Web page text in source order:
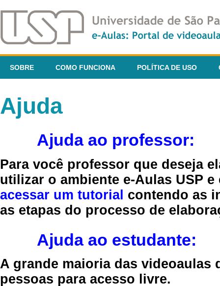
SOBRE COMO FUNCIONA POLÍTICA DE USO
Ajuda
Ajuda ao professor:
Para você professor que deseja
utilizar o ambiente e-Aulas USP
acessar um tutorial contendo as
as etapas do processo de
Ajuda ao estudante:
A grande maioria das videoaulas
pessoas para acesso livre.